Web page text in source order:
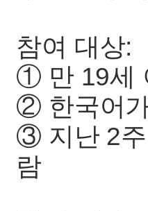
참여 대상:
① 만 19세
② 한국어
③ 지난 2주
람